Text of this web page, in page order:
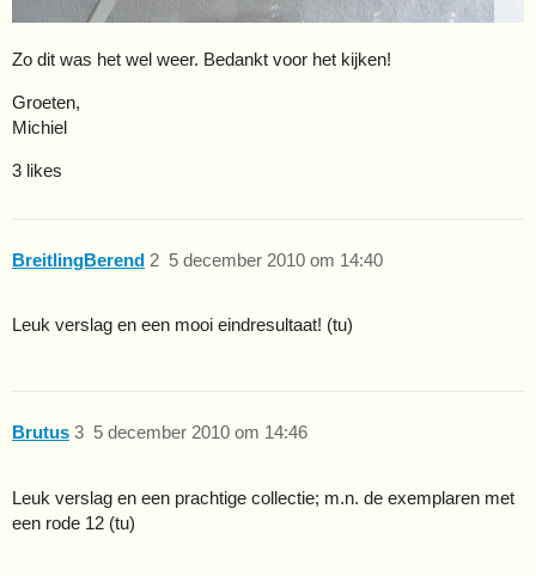
Zo dit was het wel weer. Bedankt voor het kijken!
Groeten,
Michiel
3 likes
BreitlingBerend 5 december 2010 om 14:40
2
Leuk verslag en een mooi eindresultaat! (tu)
Brutus 5 december 2010 om 14:46
3
Leuk verslag en een prachtige collectie; m.n. de exemplaren met
een rode 12 (tu)